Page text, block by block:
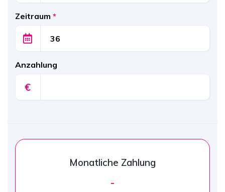
Zeitraum *
Anzahlung
€
Monatliche Zahlung
-